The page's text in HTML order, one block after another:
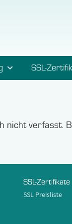
SSL-
nicht verfasst.
SSL-Zertifikate
SSL Preisliste